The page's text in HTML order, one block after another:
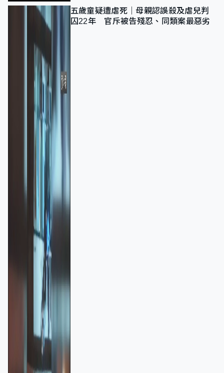
五歲童疑遭虐死｜母親認誤殺及虐兒判
囚22年 官斥被告殘忍、同類案最惡劣